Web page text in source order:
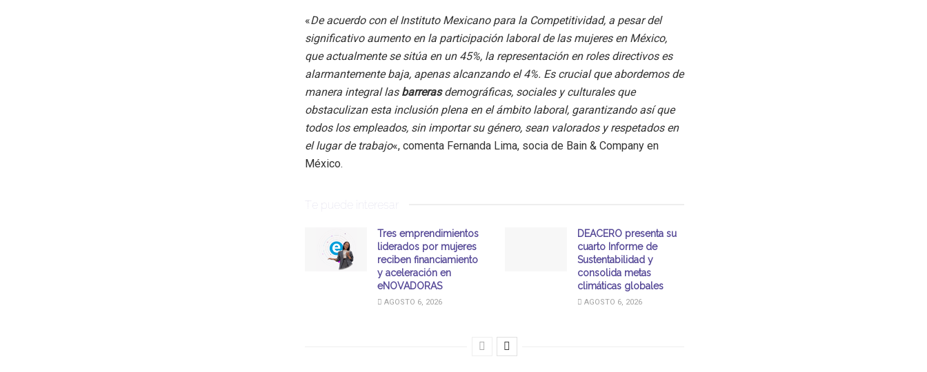
«De acuerdo con el Instituto Mexicano para la Competitividad, a pesar del
significativo aumento en la participación laboral de las mujeres en México,
que actualmente se sitúa en un 45%, la representación en roles directivos es
alarmantemente baja, apenas alcanzando el 4%. Es crucial que abordemos de
manera integral las barrerasdemográficas, sociales y culturales que
obstaculizan esta inclusión plena en el ámbito laboral, garantizando así que
todos los empleados, sin importar su género, sean valorados y respetados en
el lugar de trabajo«, comenta Fernanda Lima, socia de Bain & Company en
México.
Te puede interesar
Tres emprendimientos
liderados por mujeres
reciben financiamiento
y aceleración en
eNOVADORAS
AGOSTO 6, 2026
DEACERO presenta su
cuarto Informe de
Sustentabilidad y
consolida metas
climáticas globales
AGOSTO 6, 2026